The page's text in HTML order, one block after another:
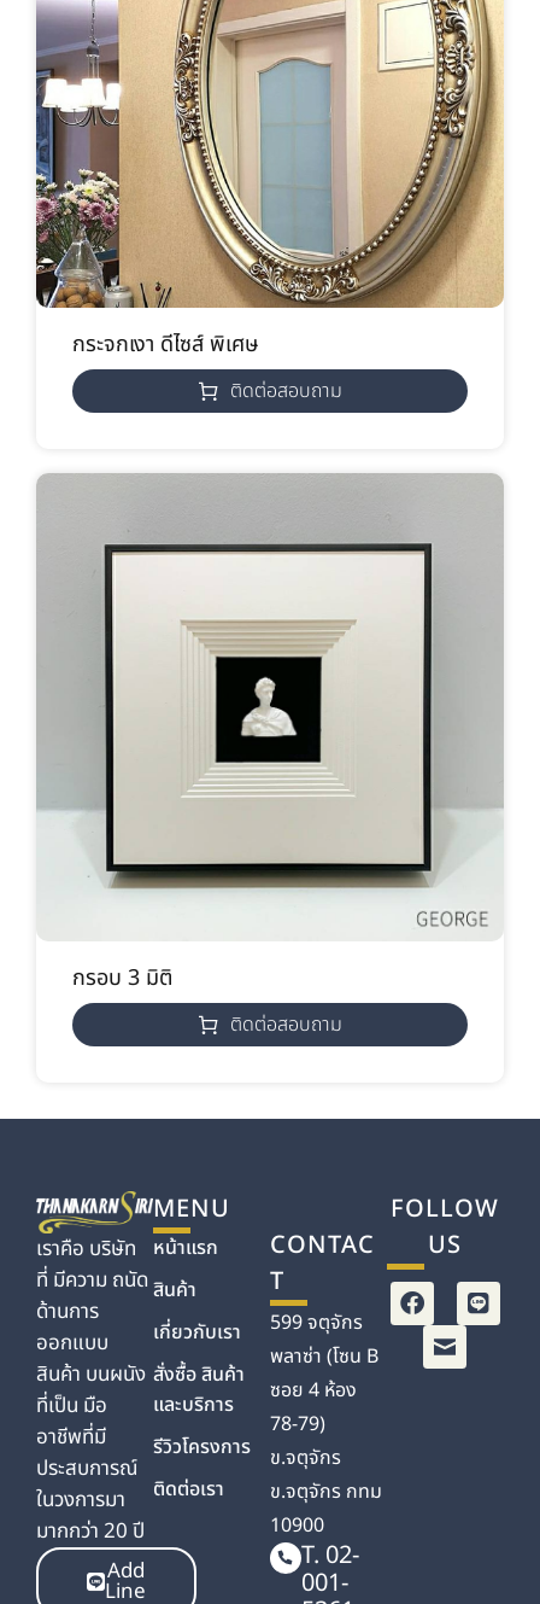
กระจกเงา ดีไซส์ พิเศษ
ติดต่อสอบถาม
กรอบ 3 มิติ
ติดต่อสอบถาม
เราคือ บริษัท
ที่ มีความ ถนัด
ด้านการ
ออกแบบ
สินค้า บนผนัง
ที่เป็น มือ
อาชีพที่มี
ประสบการณ์
ในวงการมา
มากกว่า 20 ปี
Add
Line
MENU
หน้าแรก
สินค้า
เกี่ยวกับเรา
สั่งซื้อ สินค้า
และบริการ
รีวิวโครงการ
ติดต่อเรา
CONTAC
T
599 จตุจักร
พลาซ่า (โซน B
ซอย 4 ห้อง
78-79)
ข.จตุจักร
ข.จตุจักร กทม
10900
T. 02-
001-
FOLLOW
US